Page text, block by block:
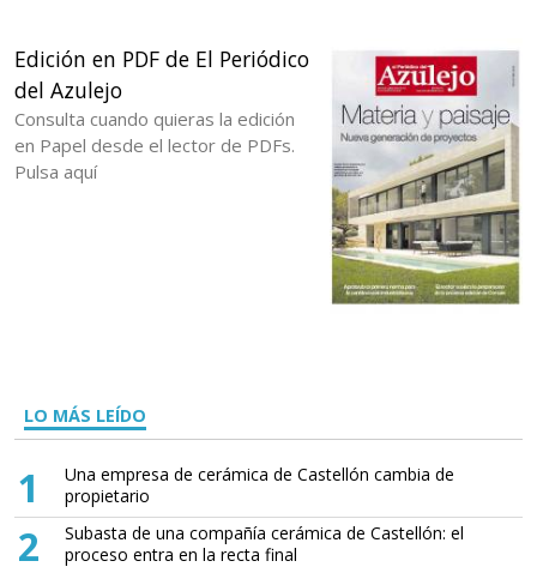
Edición en PDF de El Periódico
del Azulejo
Consulta cuando quieras la edición
en Papel desde el lector de PDFs.
Pulsa aquí
LO MÁS LEÍDO
1
Una empresa de cerámica de Castellón cambia de
propietario
2
Subasta de una compañía cerámica de Castellón: el
proceso entra en la recta final